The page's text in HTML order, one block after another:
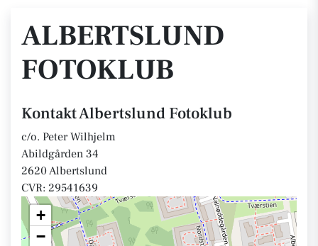
ALBERTSLUND
FOTOKLUB
Kontakt Albertslund Fotoklub
c/o. Peter Wilhjelm
Abildgården 34
2620 Albertslund
CVR: 29541639
+
−